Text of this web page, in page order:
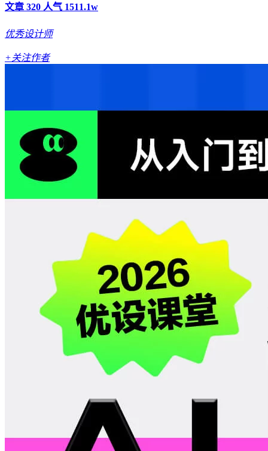
文章 320 人气 1511.1w
优秀设计师
+关注作者